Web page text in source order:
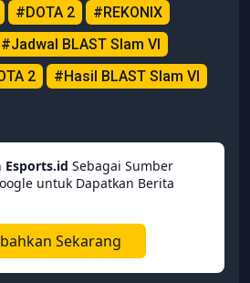
#DOTA 2
#REKONIX
#Jadwal BLAST Slam VI
2
#Hasil BLAST Slam VI
Esports.id Sebagai Sumber
untuk Dapatkan Berita
Sekarang